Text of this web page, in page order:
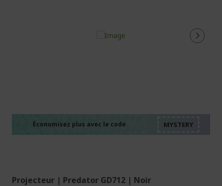
Économisez plus avec le code
Projecteur | Predator GD712 | Noir